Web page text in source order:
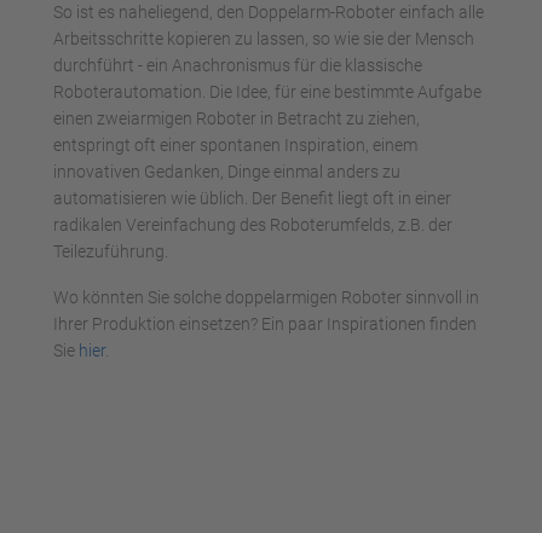
Akzeptieren
powered by
Usercentrics Consent
Management Platform
So ist es naheliegend, den Doppelarm-Roboter einfach alle
Arbeitsschritte kopieren zu lassen, so wie sie der Mensch
durchführt - ein Anachronismus für die klassische
Roboterautomation. Die Idee, für eine bestimmte Aufgabe
einen zweiarmigen Roboter in Betracht zu ziehen,
entspringt oft einer spontanen Inspiration, einem
innovativen Gedanken, Dinge einmal anders zu
automatisieren wie üblich. Der Benefit liegt oft in einer
radikalen Vereinfachung des Roboterumfelds, z.B. der
Teilezuführung.
Wo könnten Sie solche doppelarmigen Roboter sinnvoll in
Ihrer Produktion einsetzen? Ein paar Inspirationen finden
Sie hier.